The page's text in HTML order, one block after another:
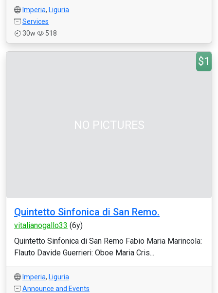
Imperia, Liguria
Services
30w
518
NO PICTURES
$1
Quintetto Sinfonica di San Remo.
vitalianogallo33 (6y)
Quintetto Sinfonica di San Remo Fabio Maria Marincola:
Flauto Davide Guerrieri: Oboe Maria Cris...
Imperia, Liguria
Announce and Events